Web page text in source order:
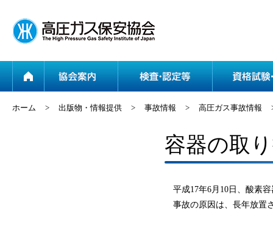
協会案内
ホーム > 出版物・情報提供 > 事故情報 > 高圧ガス事故情報
容器の取
平成17年6月10日、酸素
事故の原因は、長年放置